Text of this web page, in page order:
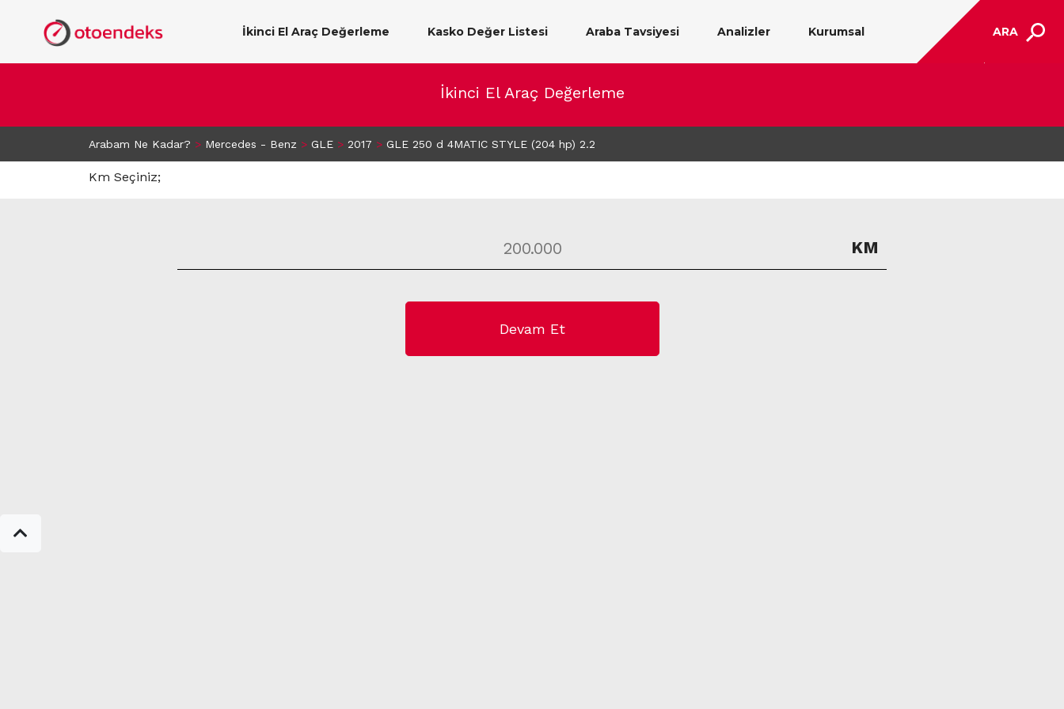
İkinci El Araç Değerleme Kasko Değer Listesi Araba Tavsiyesi Analizler Kurumsal ARA
İkinci El Araç Değerleme
Arabam Ne Kadar? > Mercedes - Benz > GLE > 2017 > GLE 250 d 4MATIC STYLE (204 hp) 2.2
Km Seçiniz;
KM
Devam Et